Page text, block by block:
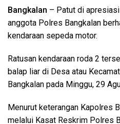
Bangkalan – Patut di
anggota Polres Bangkalan
kendaraan sepeda motor.
Ratusan kendaraan roda 2
balap liar di Desa atau
Bangkalan pada Minggu, 29
Menurut keterangan Kapolres
melalui Kasat Reskrim Polres